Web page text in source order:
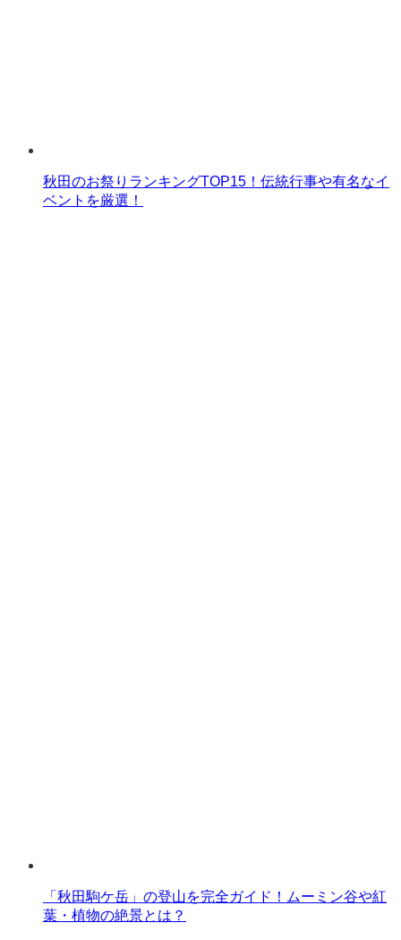
秋田のお祭りランキングTOP15！伝統行事や有名なイ
ベントを厳選！
「秋田駒ケ岳」の登山を完全ガイド！ムーミン谷や紅
葉・植物の絶景とは？